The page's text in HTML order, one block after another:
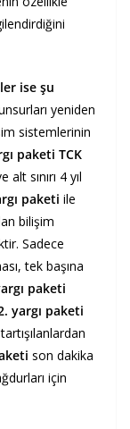
ise şu
yeniden
sistemlerinin
paketi TCK
sınırı 4 yıl
paketi ile
bilişim
Sadece
tek başına
paketi
yargı paketi
son dakika
için